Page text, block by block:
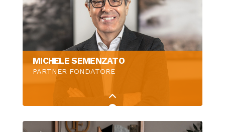
MICHELE SEMENZATO
PARTNER FONDATORE